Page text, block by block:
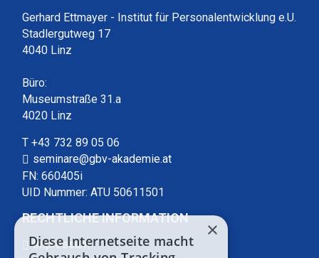
Gerhard Ettmayer - Institut für Personalentwicklung e.U.
Stadlergutweg 17
4040 Linz
Büro:
Museumstraße 31.a
4020 Linz
T +43 732 89 05 06
seminare@gbv-akademie.at
FN: 660405i
UID Nummer: ATU 50611501
RECHTLICHE INFORMATION
Impressum
×
Diese Internetseite macht